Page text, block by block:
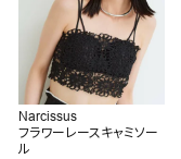
Narcissus
フラワーレースキャミソー
ル